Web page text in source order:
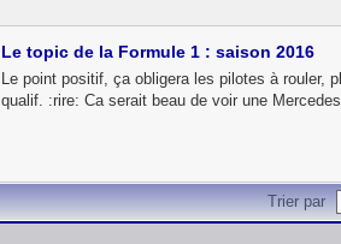
Le topic de la Formule 1 : saison 2016
Le point positif, ça obligera les pilotes à rouler,
qualif. :rire: Ca serait beau de voir une
Trier par